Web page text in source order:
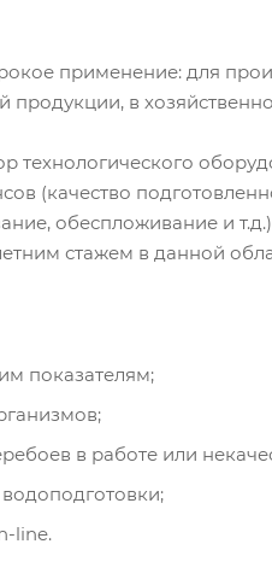
применение: для
продукции, в
технологического
(качество
обеспложивание и
стажем в данной
показателям;
в работе или
line.